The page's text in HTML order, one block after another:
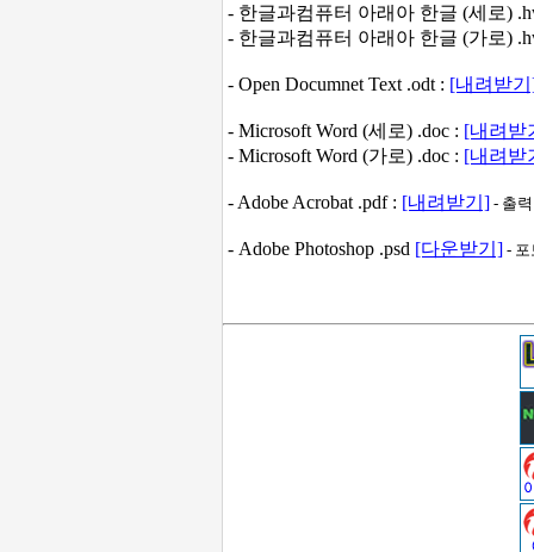
- 한글과컴퓨터 아래아 한글 (세로)
- 한글과컴퓨터 아래아 한글 (가로)
- Open Documnet Text .odt : [내려받
- Microsoft Word (세로) .doc : [내려받
- Microsoft Word (가로) .doc : [내려받
- Adobe Acrobat .pdf : [내려받기] - 출
- Adobe Photoshop .psd [다운받기] - 포